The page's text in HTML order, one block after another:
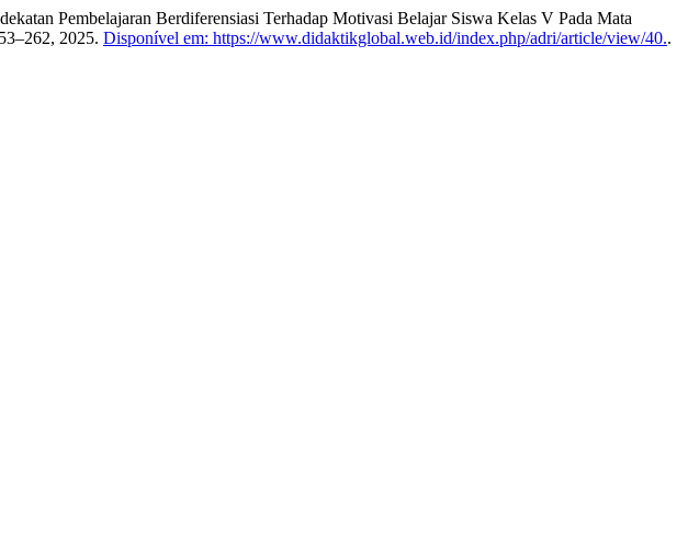
Pembelajaran Berdiferensiasi Terhadap Motivasi Belajar Siswa Kelas V Pada Mata
2025. Disponível em: https://www.didaktikglobal.web.id/index.php/adri/article/view/40..